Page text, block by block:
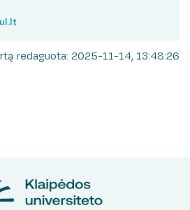
redaguota: 2025-11-14, 13:48:26